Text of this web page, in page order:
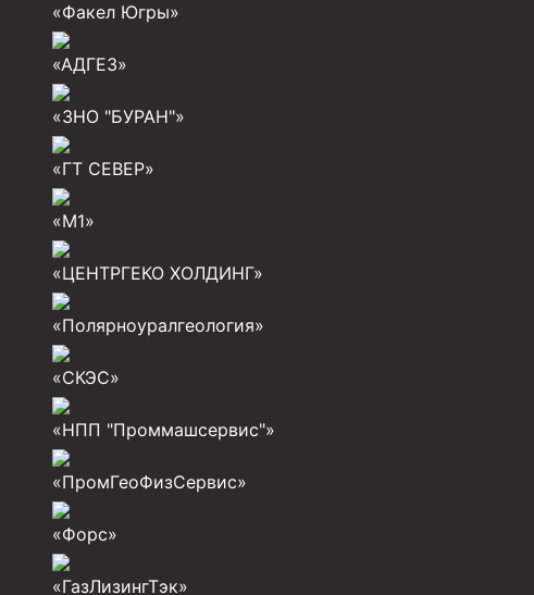
Герметизаторы устьевые
Башмаки колонные
Инструмент для бурения и КРС (ловильный, аварийный)
Пауки гидравлические
Пауки механические
Скреперы механические
Штанголовки
Удочки ловильные
«Факел Югры»
«АДГЕЗ»
«ЗНО "БУРАН"»
«ГТ СЕВЕР»
«М1»
«ЦЕНТРГЕКО ХОЛДИНГ»
«Полярноуралгеология»
«СКЭС»
«НПП "Проммашсервис"»
«ПромГеоФизСервис»
«Форс»
«ГазЛизингТэк»